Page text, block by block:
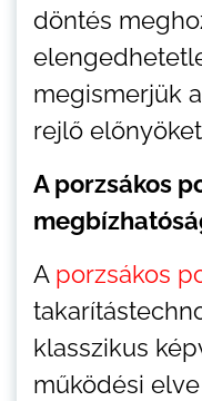
döntés
megismerjük
rejlő
A porzsákos
A porzsákos
klasszikus
működési